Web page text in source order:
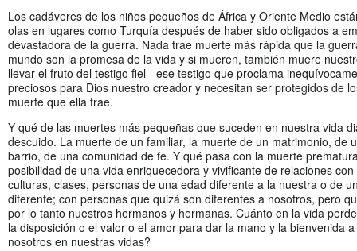
Los cadáveres de los niños pequeños de África y Oriente Medio
olas en lugares como Turquía después de haber sido obligados a
devastadora de la guerra. Nada trae muerte más rápida que la
mundo son la promesa de la vida y si mueren, también muere
llevar el fruto del testigo fiel - ese testigo que proclama
preciosos para Dios nuestro creador y necesitan ser protegidos de
muerte que ella trae.
Y qué de las muertes más pequeñas que suceden en nuestra vida
descuido. La muerte de un familiar, la muerte de un matrimonio, de
barrio, de una comunidad de fe. Y qué pasa con la muerte
posibilidad de una vida enriquecedora y vivificante de relaciones
culturas, clases, personas de una edad diferente a la nuestra o de
diferente; con personas que quizá son diferentes a nosotros, pero
por lo tanto nuestros hermanos y hermanas. Cuánto en la vida
la disposición o el valor o el amor para dar la mano y la bienvenida
nosotros en nuestras vidas?